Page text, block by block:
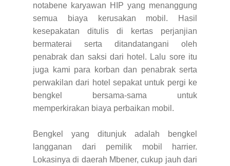
notabene karyawan HIP yang menanggung
semua biaya kerusakan mobil.
Hasil
kesepakatan ditulis di kertas perjanjian
bermaterai serta ditandatangani oleh
penabrak dan saksi dari hotel. Lalu sore itu
juga kami para korban dan penabrak serta
perwakilan dari hotel sepakat untuk pergi ke
bengkel bersama-sama untuk
memperkirakan biaya perbaikan mobil.
Bengkel yang ditunjuk adalah bengkel
langganan dari pemilik mobil harrier.
Lokasinya di daerah Mbener, cukup jauh dari